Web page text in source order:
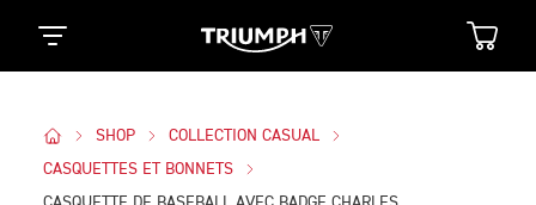
SHOP
COLLECTION CASUAL
CASQUETTES ET BONNETS